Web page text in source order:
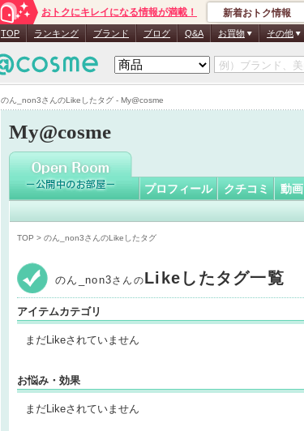
のん_non3さんのLikeしたタグ - My@cosme
おトクにキレイになる情報が満載！ 新着おトク情報
TOP ランキング ブランド ブログ Q&A お買物 その他
My@cosme
のん_non3さん
プロフィール クチコミ 動画
TOP > のん_non3さんのLikeしたタグ
のん_non3さんのLikeしたタグ一覧
アイテムカテゴリ
まだLikeされていません
お悩み・効果
まだLikeされていません